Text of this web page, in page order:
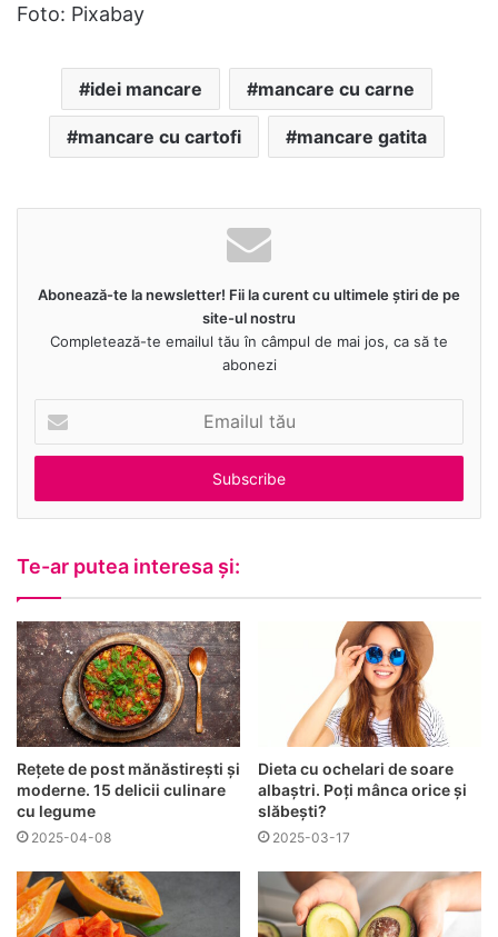
Foto: Pixabay
idei mancare mancare cu carne
mancare cu cartofi mancare gatita
Abonează-te la newsletter! Fii la curent cu ultimele știri de pe
site-ul nostru
Completează-te emailul tău în câmpul de mai jos, ca să te
abonezi
tău
Te-ar putea interesa și:
Rețete de post mănăstirești și
moderne. 15 delicii culinare
cu legume
2025-04-08
Dieta cu ochelari de soare
albaștri. Poți mânca orice și
slăbești?
2025-03-17